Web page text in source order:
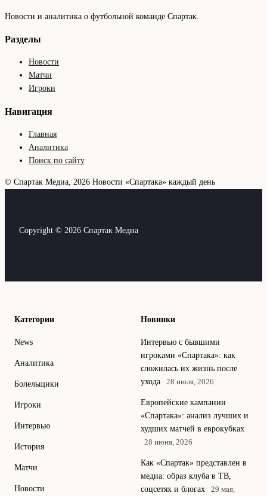
Новости и аналитика о футбольной команде Спартак.
Разделы
Новости
Матчи
Игроки
Навигация
Главная
Аналитика
Поиск по сайту
© Спартак Медиа, 2026 Новости «Спартака» каждый день
Copyright © 2026 Спартак Медиа
Категории
News
Аналитика
Болельщики
Игроки
Интервью
История
Матчи
Новости
Новинки
Интервью с бывшими
игроками «Спартака»: как
сложилась их жизнь после
ухода
28 июля, 2026
Европейские кампании
«Спартака»: анализ лучших и
худших матчей в еврокубках
28 июня, 2026
Как «Спартак» представлен в
медиа: образ клуба в ТВ,
соцсетях и блогах
29 мая,